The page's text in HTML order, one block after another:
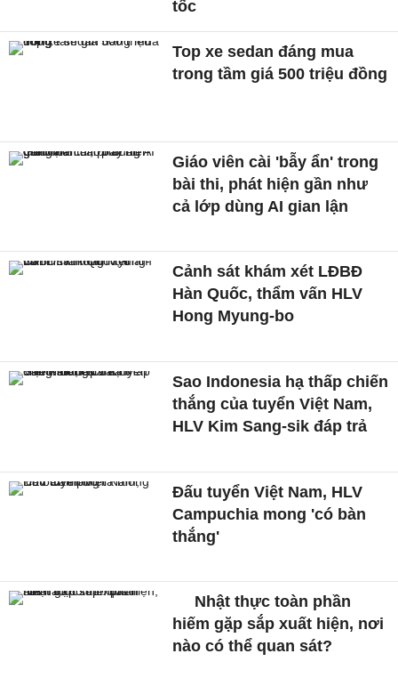
tốc
Top xe sedan đáng mua
trong tầm giá 500 triệu đồng
Giáo viên cài 'bẫy ẩn' trong
bài thi, phát hiện gần như
cả lớp dùng AI gian lận
Cảnh sát khám xét LĐBĐ
Hàn Quốc, thẩm vấn HLV
Hong Myung-bo
Sao Indonesia hạ thấp chiến
thắng của tuyển Việt Nam,
HLV Kim Sang-sik đáp trả
Đấu tuyển Việt Nam, HLV
Campuchia mong 'có bàn
thắng'
Nhật thực toàn phần
hiếm gặp sắp xuất hiện, nơi
nào có thể quan sát?